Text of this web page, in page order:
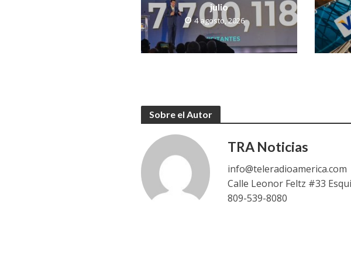
julio
4 agosto, 2026
Sobre el Autor
TRA Noticias
info@teleradioamerica.com
Calle Leonor Feltz #33
809-539-8080